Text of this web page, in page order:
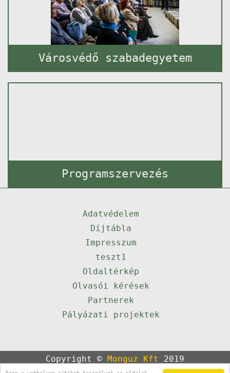
Városvédő szabadegyetem
Programszervezés
Adatvédelem
Díjtábla
Impresszum
teszt1
Oldaltérkép
Olvasói kérések
Partnerek
Pályázati projektek
Copyright © Monguz Kft
2019
Powered byQulto